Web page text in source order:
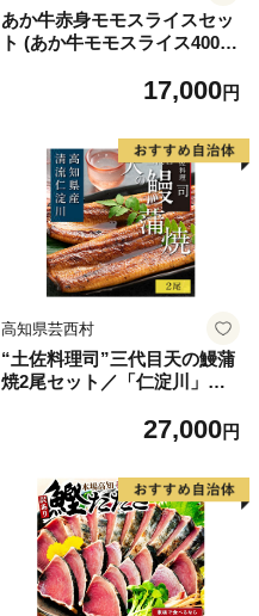
あか牛赤身モモスライスセッ
ト (あか牛モモスライス400
17,000円
高知県芸西村
“土佐料理司”三代目天の鰻蒲
焼2尾セット／「仁淀川」水
殖 国産・高知県産〈高知市共
27,000円